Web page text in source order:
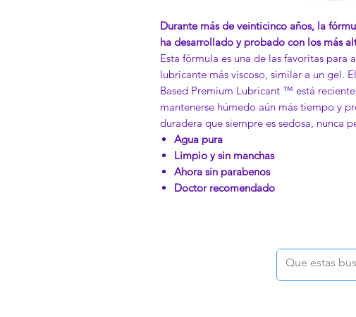
Durante más de veinticinco años, la
ha desarrollado y probado con los más
Esta fórmula es una de las favoritas para
lubricante más viscoso, similar a un gel.
Based Premium Lubricant ™ está
mantenerse húmedo aún más tiempo y
duradera que siempre es sedosa, nunca
Agua pura
Limpio y sin manchas
Ahora sin parabenos
Doctor recomendado